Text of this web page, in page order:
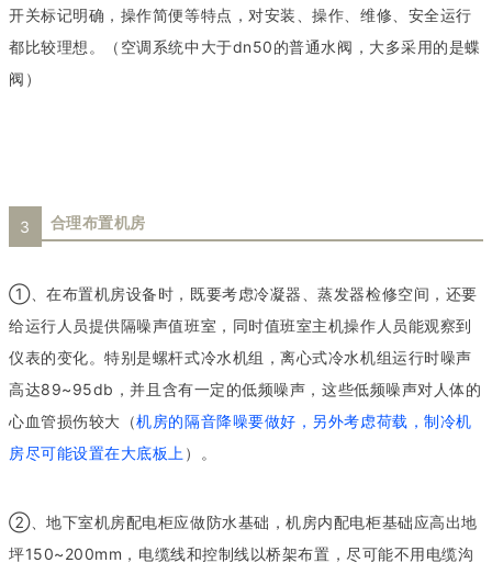
开关标记明确，操作简便等特点，对安装、操作、维修、安全运行
都比较理想。（空调系统中大于dn50的普通水阀，大多采用的是蝶
阀）
3 合理布置机房
①、在布置机房设备时，既要考虑冷凝器、蒸发器检修空间，还要
给运行人员提供隔噪声值班室，同时值班室主机操作人员能观察到
仪表的变化。特别是螺杆式冷水机组，离心式冷水机组运行时噪声
高达89~95db，并且含有一定的低频噪声，这些低频噪声对人体的
心血管损伤较大（机房的隔音降噪要做好，另外考虑荷载，制冷机
房尽可能设置在大底板上 ）。
②、地下室机房配电柜应做防水基础，机房内配电柜基础应高出地
坪150~200mm，电缆线和控制线以桥架布置，尽可能不用电缆沟